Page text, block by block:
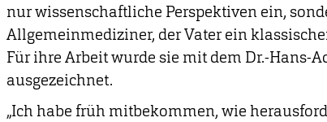
nur wissenschaftliche Perspektiven ein,
Allgemeinmediziner, der Vater ein
Für ihre Arbeit wurde sie mit dem Dr.-Hans-
ausgezeichnet.
„Ich habe früh mitbekommen, wie